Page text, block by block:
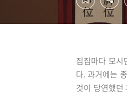
집집마다 모
다. 과거에는
것이 당연했던